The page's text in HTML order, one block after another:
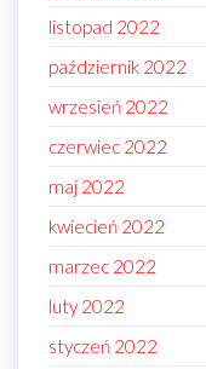
listopad 2022
październik 2022
wrzesień 2022
czerwiec 2022
maj 2022
kwiecień 2022
marzec 2022
luty 2022
styczeń 2022